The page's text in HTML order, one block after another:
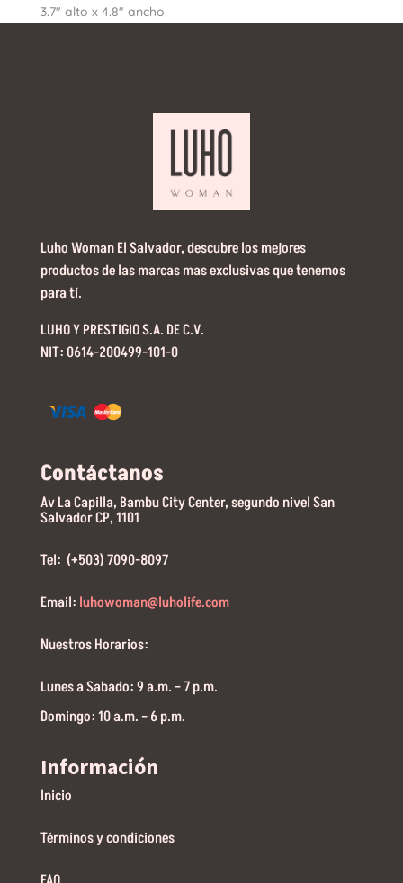
3.7″ alto x 4.8″ ancho
Luho Woman El Salvador, descubre los mejores
productos de las marcas mas exclusivas que tenemos
para tí.
LUHO Y PRESTIGIO S.A. DE C.V.
NIT: 0614-200499-101-0
Contáctanos
Av La Capilla, Bambu City Center, segundo nivel San
Salvador CP, 1101
Tel: (+503) 7090-8097
Email: luhowoman@luholife.com
Nuestros Horarios:
Lunes a Sabado: 9 a.m. – 7 p.m.
Domingo: 10 a.m. – 6 p.m.
Información
Inicio
Términos y condiciones